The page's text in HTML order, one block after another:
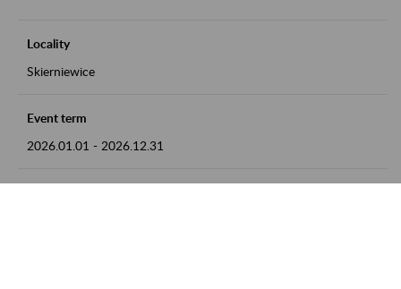
Locality
Skierniewice
Event term
2026.01.01 - 2026.12.31